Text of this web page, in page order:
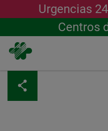
主
Urgencias
Centros